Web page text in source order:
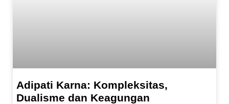
Adipati Karna: Kompleksitas,
Dualisme dan Keagungan